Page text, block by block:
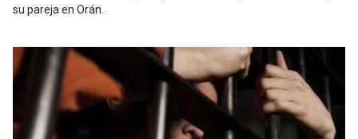
su pareja en Orán.